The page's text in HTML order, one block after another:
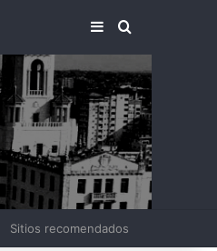
BARRA LATERAL
BUSCAR
Sitios recomendados